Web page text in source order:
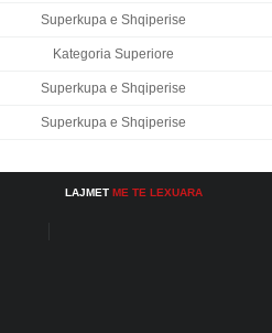
Superkupa e Shqiperise
Kategoria Superiore
Superkupa e Shqiperise
Superkupa e Shqiperise
LAJMET ME TE LEXUARA